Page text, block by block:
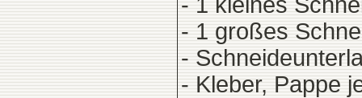
- 1 großes
-
- Kleber, Pappe